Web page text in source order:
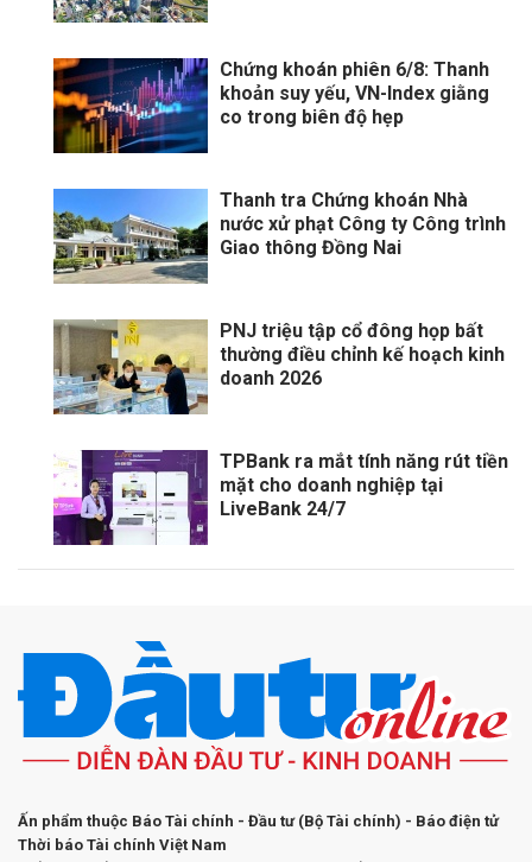
Chứng khoán phiên 6/8: Thanh
khoản suy yếu, VN-Index giằng
co trong biên độ hẹp
Thanh tra Chứng khoán Nhà
nước xử phạt Công ty Công trình
Giao thông Đồng Nai
PNJ triệu tập cổ đông họp bất
thường điều chỉnh kế hoạch kinh
doanh 2026
TPBank ra mắt tính năng rút tiền
mặt cho doanh nghiệp tại
LiveBank 24/7
Ấn phẩm thuộc Báo Tài chính - Đầu tư (Bộ Tài chính) - Báo điện tử
Thời báo Tài chính Việt Nam